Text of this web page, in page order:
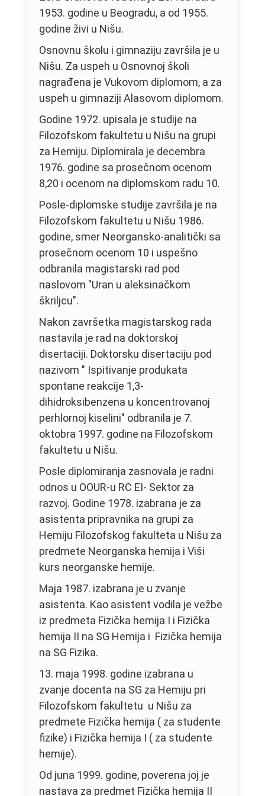
1953. godine u Beogradu, a od 1955.
godine živi u Nišu.
Osnovnu školu i gimnaziju završila je u
Nišu. Za uspeh u Osnovnoj školi
nagrađena je Vukovom diplomom, a za
uspeh u gimnaziji Alasovom diplomom.
Godine 1972. upisala je studije na
Filozofskom fakultetu u Nišu na grupi
za Hemiju. Diplomirala je decembra
1976. godine sa prosečnom ocenom
8,20 i ocenom na diplomskom radu 10.
Posle-diplomske studije završila je na
Filozofskom fakultetu u Nišu 1986.
godine, smer Neorgansko-analitički sa
prosečnom ocenom 10 i uspešno
odbranila magistarski rad pod
naslovom "Uran u aleksinačkom
škriljcu".
Nakon završetka magistarskog rada
nastavila je rad na doktorskoj
disertaciji. Doktorsku disertaciju pod
nazivom " Ispitivanje produkata
spontane reakcije 1,3-
dihidroksibenzena u koncentrovanoj
perhlornoj kiselini" odbranila je 7.
oktobra 1997. godine na Filozofskom
fakultetu u Nišu.
Posle diplomiranja zasnovala je radni
odnos u OOUR-u RC EI- Sektor za
razvoj. Godine 1978. izabrana je za
asistenta pripravnika na grupi za
Hemiju Filozofskog fakulteta u Nišu za
predmete Neorganska hemija i Viši
kurs neorganske hemije.
Maja 1987. izabrana je u zvanje
asistenta. Kao asistent vodila je vežbe
iz predmeta Fizička hemija I i Fizička
hemija II na SG Hemija i Fizička hemija
na SG Fizika.
13. maja 1998. godine izabrana u
zvanje docenta na SG za Hemiju pri
Filozofskom fakultetu u Nišu za
predmete Fizička hemija ( za studente
fizike) i Fizička hemija I ( za studente
hemije).
Od juna 1999. godine, poverena joj je
nastava za predmet Fizička hemija II